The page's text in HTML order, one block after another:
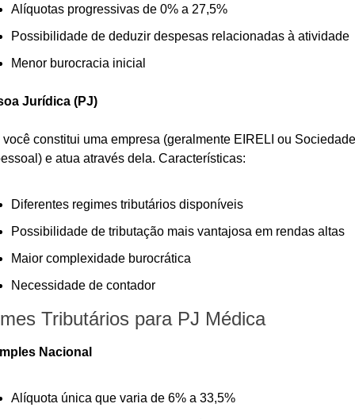
Alíquotas progressivas de 0% a 27,5%
Possibilidade de deduzir despesas relacionadas à atividade
Menor burocracia inicial
Jurídica (PJ)
você constitui uma empresa (geralmente EIRELI ou Sociedade
e atua através dela. Características:
Diferentes regimes tributários disponíveis
Possibilidade de tributação mais vantajosa em rendas altas
Maior complexidade burocrática
Necessidade de contador
Tributários para PJ Médica
Nacional
Alíquota única que varia de 6% a 33,5%